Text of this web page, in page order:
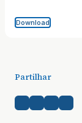
Download
Partilhar